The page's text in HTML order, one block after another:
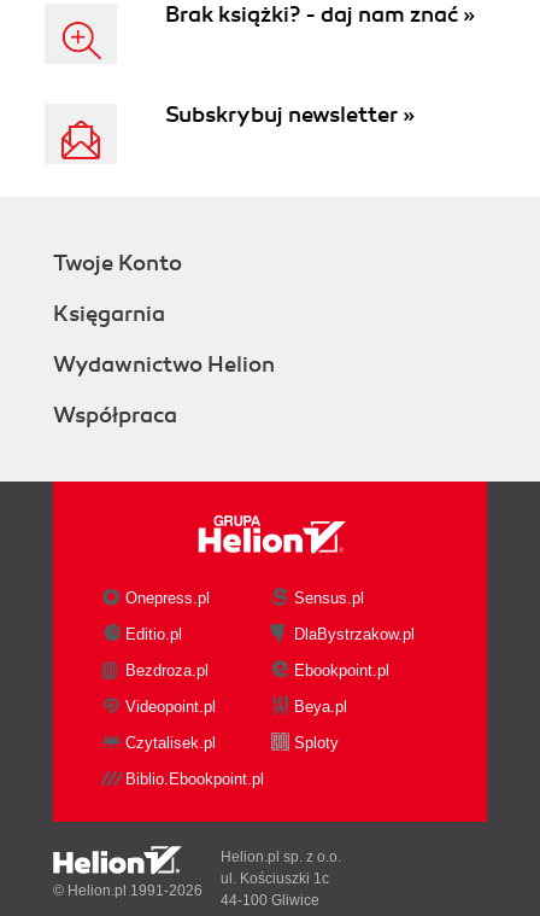
Brak książki? - daj nam znać »
Subskrybuj newsletter »
Twoje Konto
Księgarnia
Wydawnictwo Helion
Współpraca
Onepress.pl
Sensus.pl
Editio.pl
DlaBystrzakow.pl
Bezdroza.pl
Ebookpoint.pl
Videopoint.pl
Beya.pl
Czytalisek.pl
Sploty
Biblio.Ebookpoint.pl
© Helion.pl 1991-2026
Helion.pl sp. z o.o.
ul. Kościuszki 1c
44-100 Gliwice